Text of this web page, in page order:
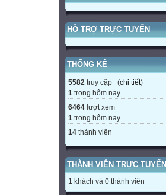
HỖ TRỢ TRỰC TUYẾN
THỐNG KÊ
5582 truy cập (chi tiết)
1 trong hôm nay
6464 lượt xem
1 trong hôm nay
14 thành viên
THÀNH VIÊN TRỰC TUYẾN
1 khách và 0 thành viên